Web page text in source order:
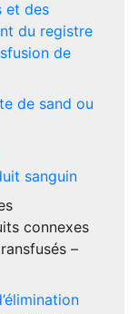
et des
du registre
de
de sand ou
sanguin
connexes
–